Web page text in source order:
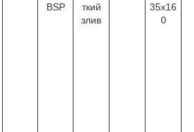
BSP
ткий
злив
35х16
0